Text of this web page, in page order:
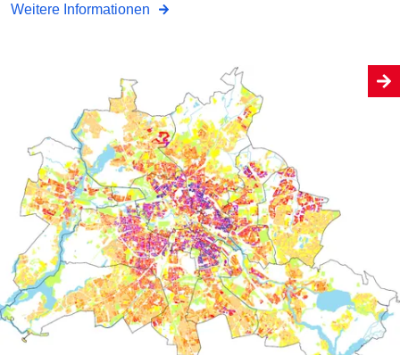
Weitere Informationen